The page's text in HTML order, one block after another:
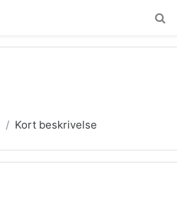
Kort beskrivelse